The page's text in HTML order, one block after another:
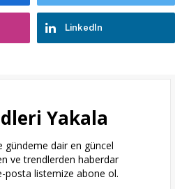
LinkedIn
Yakala
gündeme dair en güncel
ve trendlerden haberdar
posta listemize abone ol.